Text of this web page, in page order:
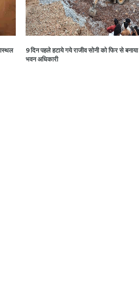
9 दिन पहले हटाये गये राजीव सोनी को फिर से बनाया
भवन अधिकारी